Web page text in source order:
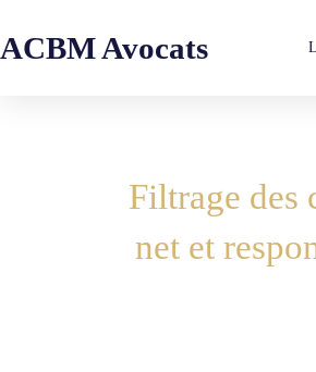
ACBM Avocats
Filtrage des
net et